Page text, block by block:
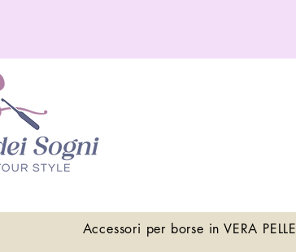
Accessori per borse in VERA PELLE